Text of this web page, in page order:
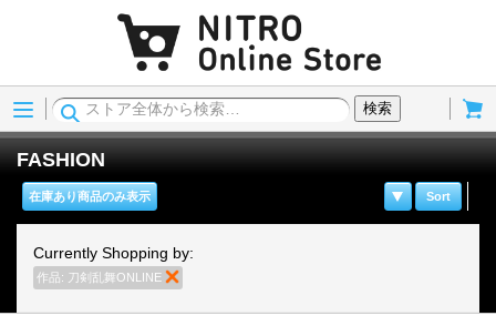
Menu
検索
FASHION
Sort
在庫あり商品のみ表示
Currently Shopping by:
作品: 刀剣乱舞ONLINE